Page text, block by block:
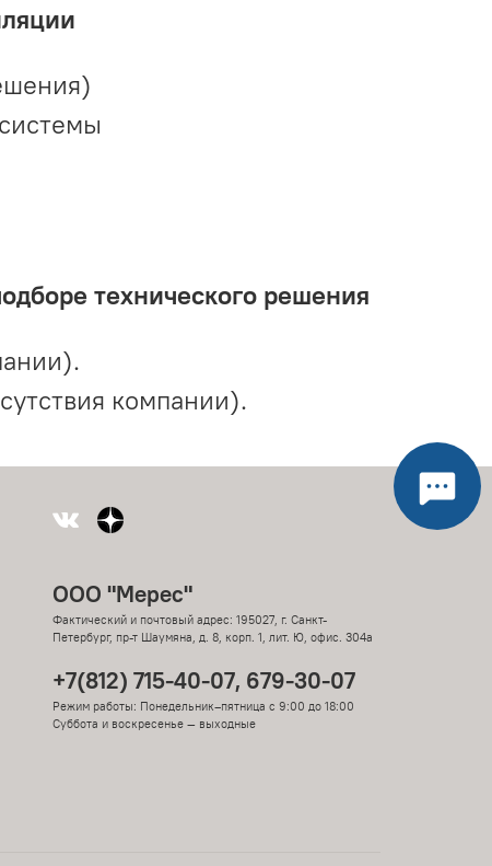
технического решения
компании).
ООО "Мерес"
Фактический и почтовый адрес: 195027, г. Санкт-
Петербург, пр-т Шаумяна, д. 8, корп. 1, лит. Ю, офис. 304а
+7(812) 715-40-07, 679-30-07
Режим работы: Понедельник–пятница с 9:00 до 18:00
Суббота и воскресенье — выходные